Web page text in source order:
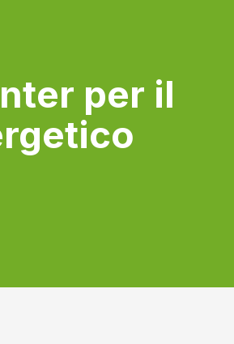
per il